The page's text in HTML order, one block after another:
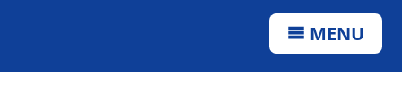
MENU